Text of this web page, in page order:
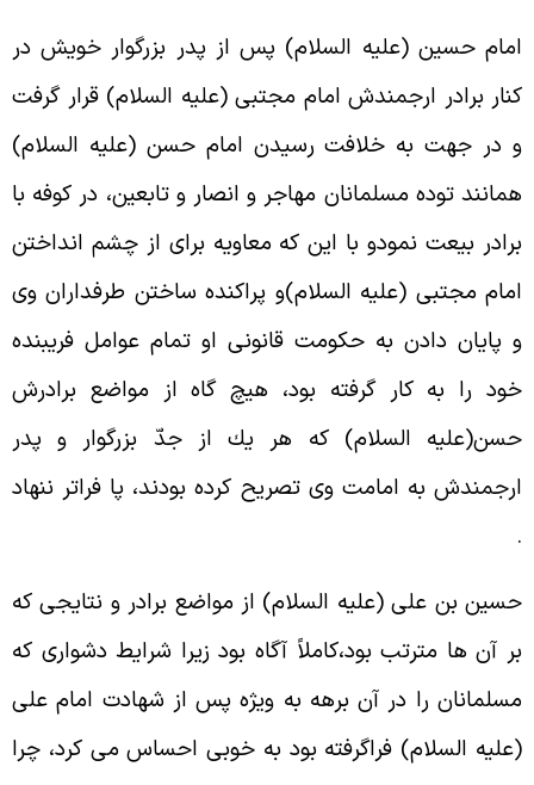
حسين (عليه السلام) پس از پدر بزرگوار خويش در
برادر ارجمندش امام مجتبى (عليه السلام) قرار گرفت
در جهت به خلافت رسيدن امام حسن (عليه السلام)
توده مسلمانان مهاجر و انصار و تابعين، در کوفه با
بيعت نمودو با اين که معاويه براى از چشم انداختن
مجتبى (عليه السلام)و پراکنده ساختن طرفداران وى
پايان دادن به حكومت قانونى او تمام عوامل فريبنده
را به کار گرفته بود، هيچ گاه از مواضع برادرش
السلام) که هر يك از جدّ بزرگوار و پدر
به امامت وى تصريح کرده بودند، پا فراتر ننهاد
بن على (عليه السلام) از مواضع برادر و نتايجى که
آن ها مترتب بود،کاملاً آگاه بود زيرا شرايط دشوارى که
را در آن برهه به ويژه پس از شهادت امام على
السلام) فراگرفته بود به خوبى احساس مى کرد، چرا